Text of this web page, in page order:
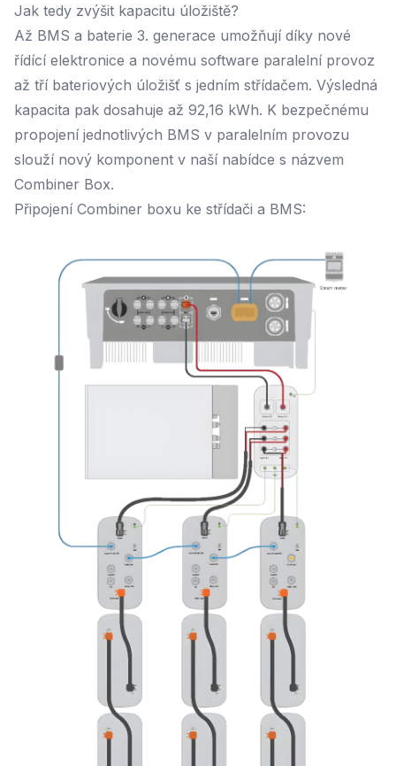
Jak tedy zvýšit kapacitu úložiště?
Až BMS a baterie 3. generace umožňují díky nové
řídící elektronice a novému software paralelní provoz
až tří bateriových úložišť s jedním střídačem. Výsledná
kapacita pak dosahuje až 92,16 kWh. K bezpečnému
propojení jednotlivých BMS v paralelním provozu
slouží nový komponent v naší nabídce s názvem
Combiner Box.
Připojení Combiner boxu ke střídači a BMS: